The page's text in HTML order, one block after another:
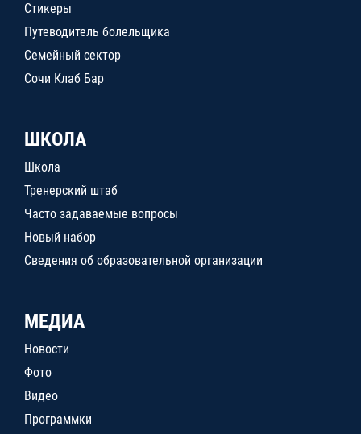
Стикеры
Путеводитель болельщика
Семейный сектор
Сочи Клаб Бар
ШКОЛА
Школа
Тренерский штаб
Часто задаваемые вопросы
Новый набор
Сведения об образовательной организации
МЕДИА
Новости
Фото
Видео
Программки